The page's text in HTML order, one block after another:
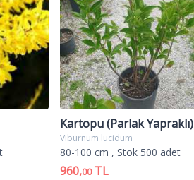
Kartopu (Parlak Yapraklı)
Viburnum lucidum
80-100 cm , Stok 500 adet
960,00TL